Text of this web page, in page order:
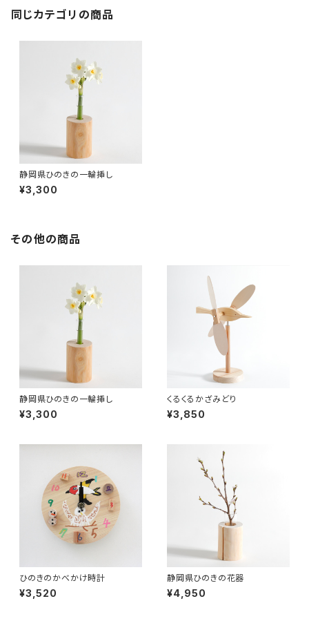
同じカテゴリの商品
静岡県ひのきの一輪挿し
¥3,300
その他の商品
静岡県ひのきの一輪挿し
¥3,300
くるくるかざみどり
¥3,850
ひのきのかべかけ時計
¥3,520
静岡県ひのきの花器
¥4,950